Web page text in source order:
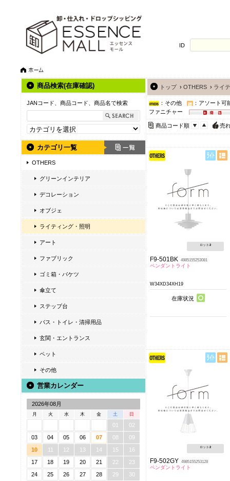
ID
商品検索(在庫確認)
JANコード、商品コード、商品名で検索
カテゴリ一覧
OTHERS
グリーンインテリア
デコレーション
オブジェ
ライティング・照明
アート
ファブリック
ゴミ箱・バケツ
傘立て
ステップ台
バス・トイレ・清掃用品
玄関・エントランス
ペット
その他
営業カレンダー
2026年08月
月 火 水 木 金 土 日
01
02
03
04 05 06 07 08
09
10
11 12 13 14 15
16
17
18 19 20 21 22
23
24
25 26 27 28 29
30
トップ› OTHERS › ライ
：その他
：アソート可
ファニチャー
商品コード順 売
ロット:2
F9-501BK 4985155253081
ペンダントライト
W34XD34XH19
在庫状況
ロット:2
F9-502GY 4985155253128
ペンダントライト